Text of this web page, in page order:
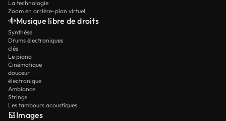
La technologie
Zoom en arrière-plan virtuel
Musique libre de droits
Synthèse
Drums électroniques
clés
Le piano
Cinématique
douceur
électronique
Ambiance
Strings
Les tambours acoustiques
Images